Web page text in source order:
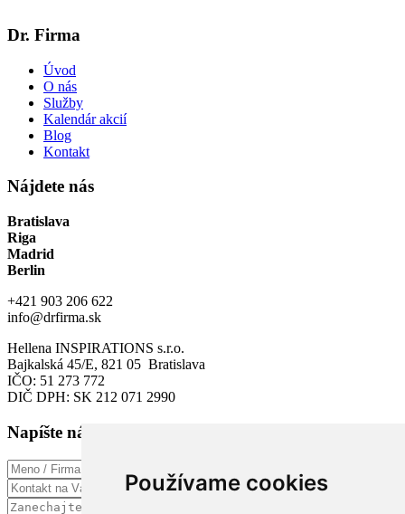
Používame cookies
Dr. Firma
Úvod
O nás
Služby
Kalendár akcií
Blog
Kontakt
Nájdete nás
Bratislava
Riga
Madrid
Berlin
+421 903 206 622
info@drfirma.sk
Hellena INSPIRATIONS s.r.o.
Bajkalská 45/E, 821 05 Bratislava
IČO: 51 273 772
DIČ DPH: SK 212 071 2990
Napíšte nám